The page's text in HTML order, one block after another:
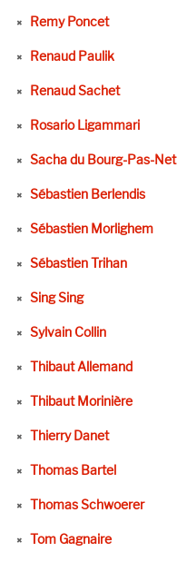
Remy Poncet
Renaud Paulik
Renaud Sachet
Rosario Ligammari
Sacha du Bourg-Pas-Net
Sébastien Berlendis
Sébastien Morlighem
Sébastien Trihan
Sing Sing
Sylvain Collin
Thibaut Allemand
Thibaut Morinière
Thierry Danet
Thomas Bartel
Thomas Schwoerer
Tom Gagnaire